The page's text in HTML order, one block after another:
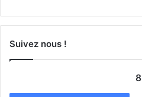
Suivez nous !
8